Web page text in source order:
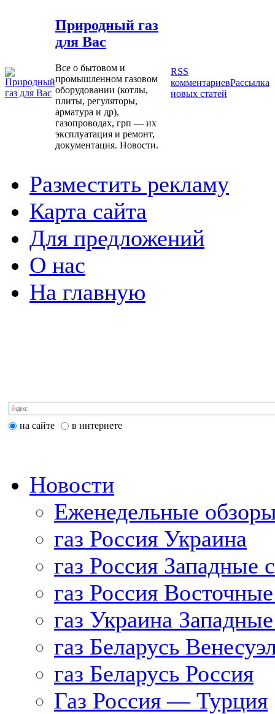
Природный газ
для Вас
Все о бытовом и
промышленном газовом
оборудовании (котлы,
плиты, регуляторы,
арматура и др),
газопроводах, грп — их
эксплуатация и ремонт,
документация. Новости.
RSS
комментариевРассылка
новых статей
Разместить рекламу
Карта сайта
Для предложений
О нас
На главную
на сайте в интернете
Новости
Еженедельные
газ Россия Украина
газ Россия Западные
газ Россия
газ Украина
газ Беларусь
газ Беларусь Россия
Газ Россия — Турция